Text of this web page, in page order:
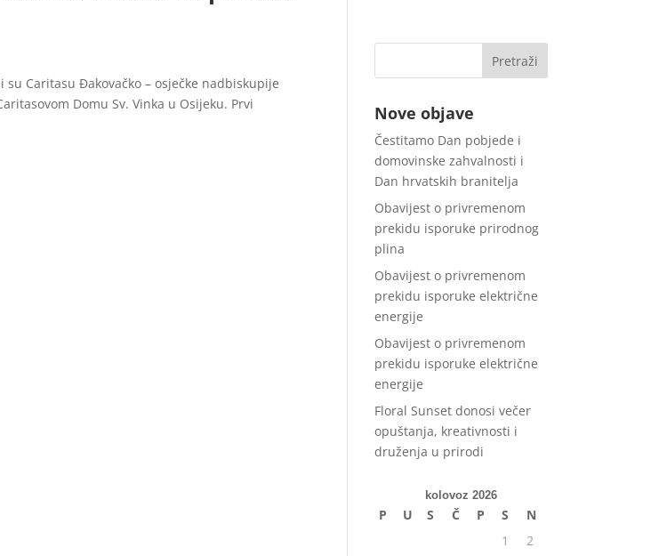
Caritasu Đakovačko – osječke nadbiskupije
Domu Sv. Vinka u Osijeku. Prvi
Nove objave
Čestitamo Dan pobjede i
domovinske zahvalnosti i
Dan hrvatskih branitelja
Obavijest o privremenom
prekidu isporuke prirodnog
plina
Obavijest o privremenom
prekidu isporuke električne
energije
Obavijest o privremenom
prekidu isporuke električne
energije
Floral Sunset donosi večer
opuštanja, kreativnosti i
druženja u prirodi
kolovoz 2026
P U S Č P S
N
1
2